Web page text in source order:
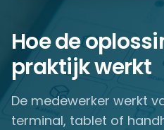
Hoe de
praktijk werkt
De medewerker werkt
terminal, tablet of